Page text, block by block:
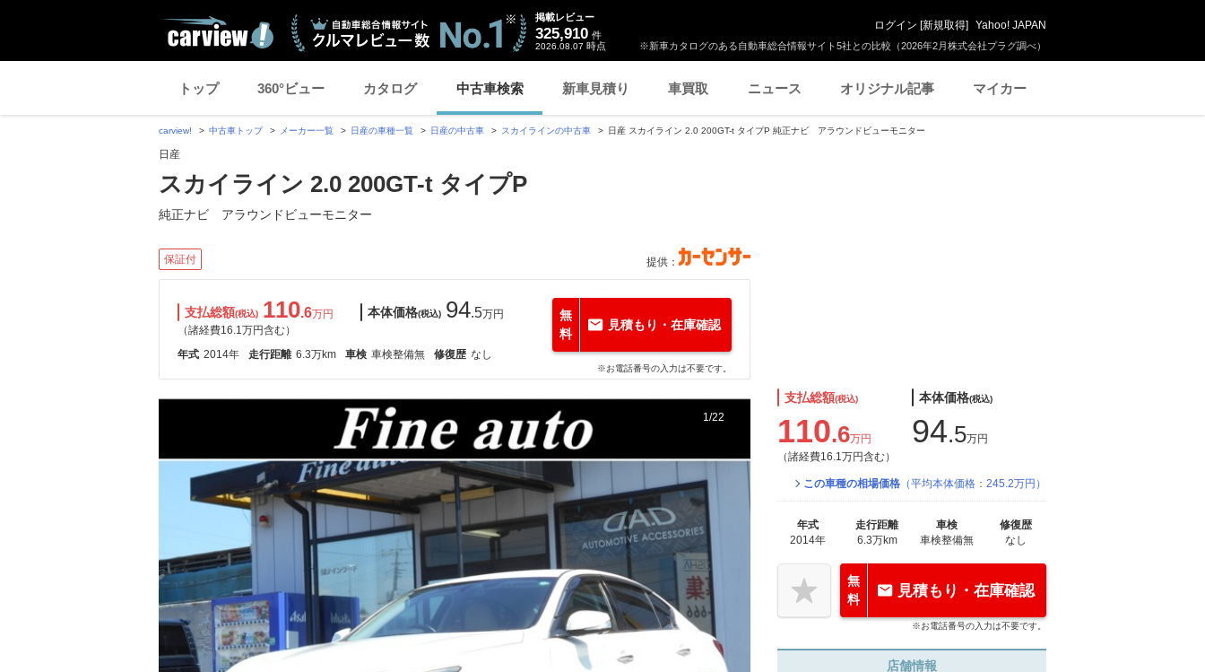
※新車カタログのある自動車総合情報サイト5社との比較（2026年2月株式会社プラグ調べ）
掲載レビュー
325,910 件
2026.08.07 時点
ログイン [新規取得] Yahoo! JAPAN
トップ 360°ビュー カタログ 中古車検索 新車見積り 車買取 ニュース オリジナル記事 マイカー
carview! 中古車トップ メーカー一覧 日産の車種一覧 日産の中古車 スカイラインの中古車 日産 スカイライン 2.0 200GT-t タイプP 純正ナビ アラウンドビューモニター
日産
スカイライン 2.0 200GT-t タイプP
純正ナビ アラウンドビューモニター
保証付 提供：
支払総額(税込) 110.6万円
（諸経費16.1万円含む）
本体価格(税込) 94.5万円
年式 2014年 走行距離 6.3万km 車検 車検整備無 修復歴 なし
無
料
見積もり・在庫確認
※お電話番号の入力は不要です。
1/22
支払総額(税込)
110.6万円
（諸経費16.1万円含む）
本体価格(税込)
94.5万円
この車種の相場価格 （平均本体価格：245.2万円）
年式
2014年
走行距離
6.3万km
車検
車検整備無
修復歴
なし
無
料
見積もり・在庫確認
※お電話番号の入力は不要です。
店舗情報